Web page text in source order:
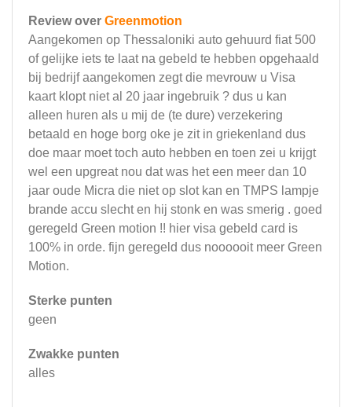
Review over Greenmotion
Aangekomen op Thessaloniki auto gehuurd fiat 500
of gelijke iets te laat na gebeld te hebben opgehaald
bij bedrijf aangekomen zegt die mevrouw u Visa
kaart klopt niet al 20 jaar ingebruik ? dus u kan
alleen huren als u mij de (te dure) verzekering
betaald en hoge borg oke je zit in griekenland dus
doe maar moet toch auto hebben en toen zei u krijgt
wel een upgreat nou dat was het een meer dan 10
jaar oude Micra die niet op slot kan en TMPS lampje
brande accu slecht en hij stonk en was smerig . goed
geregeld Green motion !! hier visa gebeld card is
100% in orde. fijn geregeld dus noooooit meer Green
Motion.
Sterke punten
geen
Zwakke punten
alles